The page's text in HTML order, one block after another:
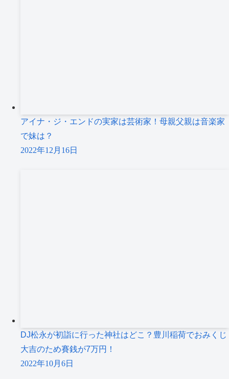
アイナ・ジ・エンドの実家は芸術家！母親父親は音楽家
で妹は？
2022年12月16日
DJ松永が初詣に行った神社はどこ？豊川稲荷でおみくじ
大吉のため賽銭が7万円！
2022年10月6日